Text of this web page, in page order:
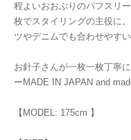
程よいおおぶりのパフスリ
枚でスタイリングの主役に
ツやデニムでも合わせやすい
お針子さんが一枚一枚丁寧
ーMADE IN JAPAN and
【MODEL: 175cm 】